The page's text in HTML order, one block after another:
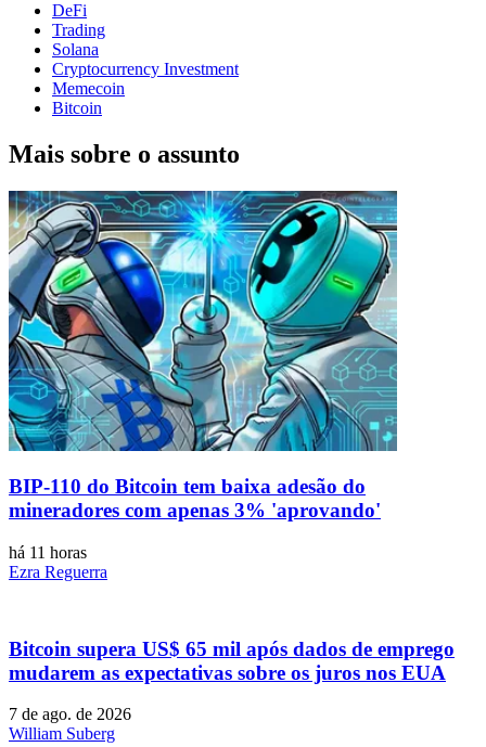
DeFi
Trading
Solana
Cryptocurrency Investment
Memecoin
Bitcoin
Mais sobre o assunto
BIP-110 do Bitcoin tem baixa adesão do
mineradores com apenas 3% 'aprovando'
há 11 horas
Ezra Reguerra
Bitcoin supera US$ 65 mil após dados de emprego
mudarem as expectativas sobre os juros nos EUA
7 de ago. de 2026
William Suberg